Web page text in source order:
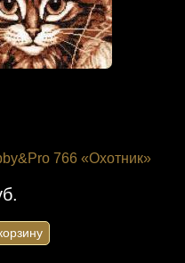
766 «Охотник»